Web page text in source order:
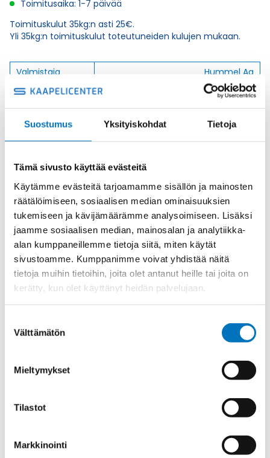
Suostumus Yksityiskohdat Tietoja
Tämä sivusto käyttää evästeitä
Käytämme evästeitä tarjoamamme sisällön ja mainosten
räätälöimiseen, sosiaalisen median ominaisuuksien
tukemiseen ja kävijämäärämme analysoimiseen. Lisäksi
jaamme sosiaalisen median, mainosalan ja analytiikka-
alan kumppaneillemme tietoja siitä, miten käytät
sivustoamme. Kumppanimme voivat yhdistää näitä
tietoja muihin tietoihin, joita olet antanut heille tai joita on
kerätty, kun olet käyttänyt heidän palvelujaan.
valinta
Välttämätön
Mieltymykset
Tilastot
Markkinointi
Toimitusaika: 1-7 päivää
Toimituskulut 35kg:n asti 25€.
Yli 35kg:n toimituskulut toteutuneiden kulujen mukaan.
Valmistaja
Hummel Ag
Korkeus H
26
Kierteen Pituus
Gl
Tuotenimi/Malli
HSK-M-MULTI
Etim 7
Materiaali
Niklattu messinki
Kierre
Ulkokierre Ag
M 25 x 1,5
Normen
Min [C]
Max [C]
Käyttölämpötila
'-40°C to +100°C
NBR
IP 65;IP 68 at 10 bar and optimum
Avaimenkuva 1
30
Setrifikaatti
DNV-GL;UR;CSA
Reikien määrä X
D
3 x 7